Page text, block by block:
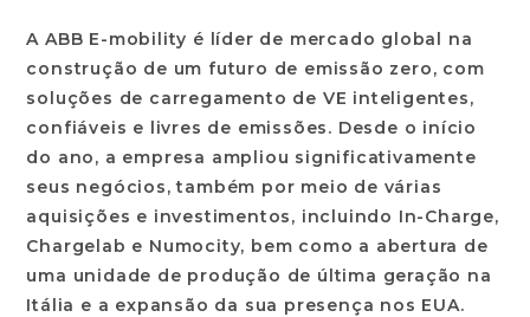
A ABB E-mobility é líder de mercado global na
construção de um futuro de emissão zero, com
soluções de carregamento de VE inteligentes,
confiáveis e livres de emissões. Desde o início
do ano, a empresa ampliou significativamente
seus negócios, também por meio de várias
aquisições e investimentos, incluindo In-Charge,
Chargelab e Numocity, bem como a abertura de
uma unidade de produção de última geração na
Itália e a expansão da sua presença nos EUA.